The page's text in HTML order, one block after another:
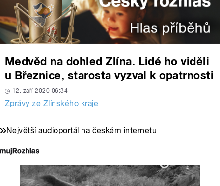
Medvěd na dohled Zlína. Lidé ho viděli
u Březnice, starosta vyzval k opatrnosti
12. září 2020 06:34
Zprávy ze Zlínského kraje
Největší audioportál na českém internetu